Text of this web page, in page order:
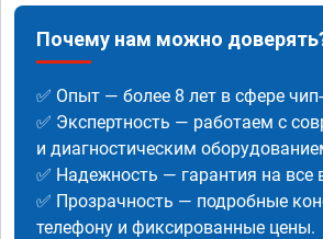
Почему нам можно
✅ Опыт — более 8 лет в сфере
✅ Экспертность — работаем с
и диагностическим
✅ Надежность — гарантия на все
✅ Прозрачность — подробные
телефону и фиксированные цены.